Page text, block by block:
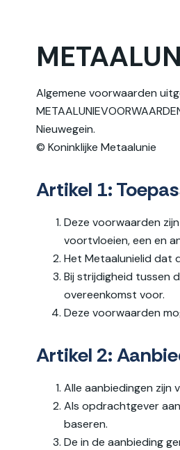
Algemene voorwaarden
Nieuwegein.
© Koninklijke Metaalunie
Artikel 1:
Deze voorwaarden
voortvloeien, een en
Het Metaalunielid dat
Bij strijdigheid tussen
overeenkomst voor.
Deze voorwaarden
Artikel 2:
Alle aanbiedingen
Als opdrachtgever
baseren.
De in de aanbieding